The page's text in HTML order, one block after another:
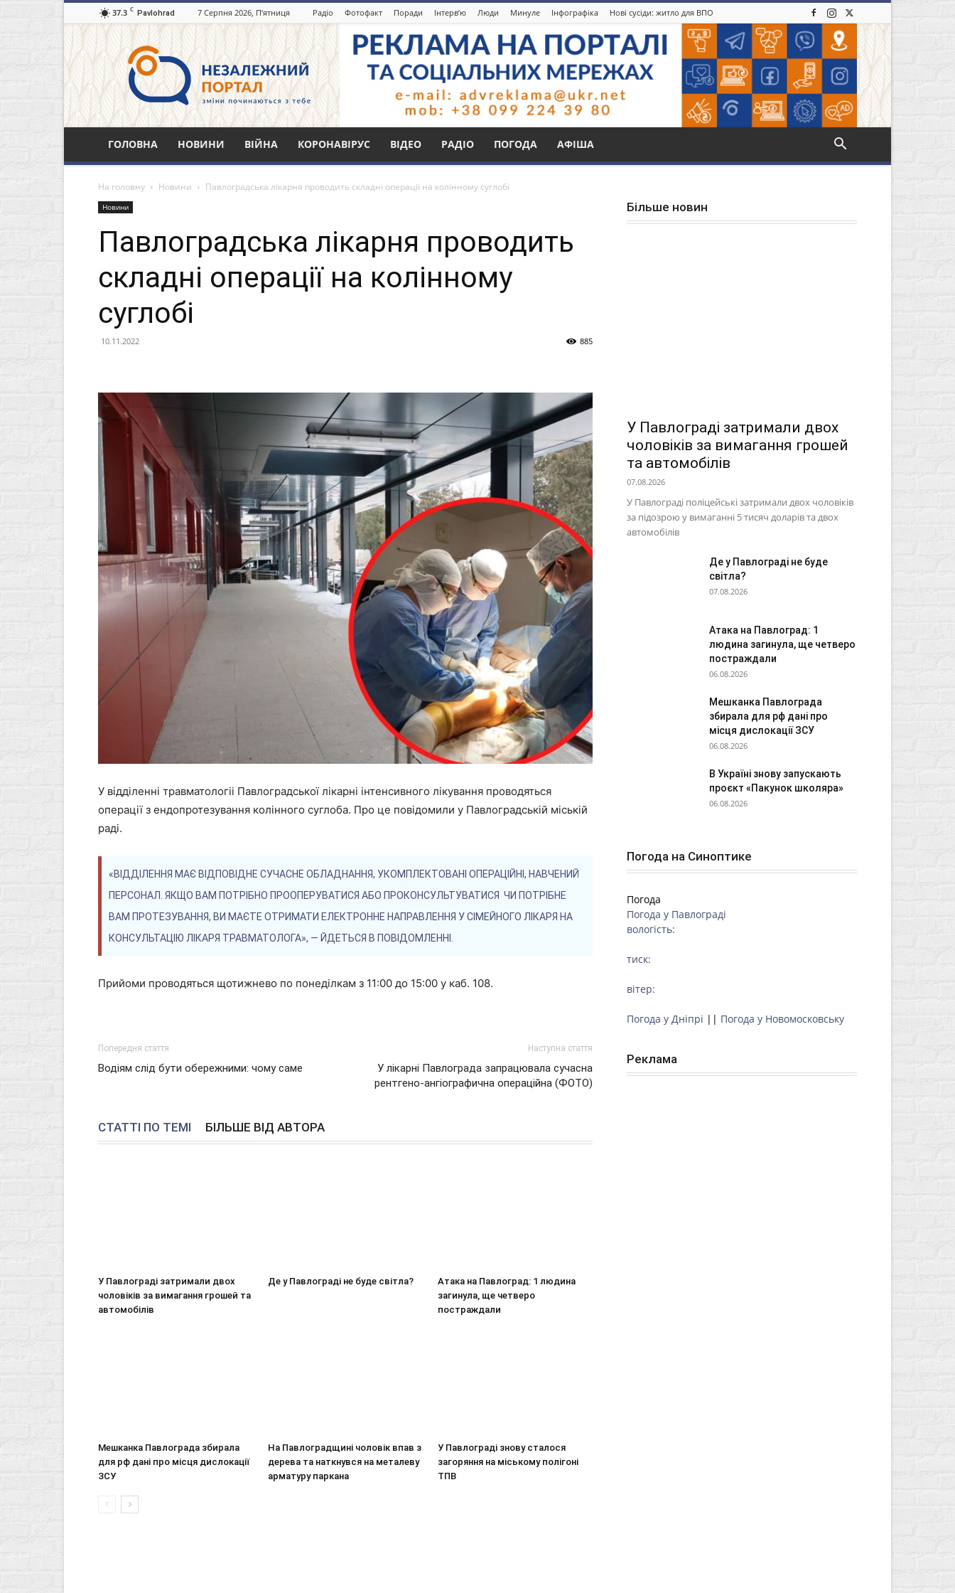
37.3 C Pavlohrad 7 Серпня 2026, П’ятниця Радіо Фотофакт Поради Інтерв’ю Люди Минуле Інфографіка Нові сусіди: житло для ВПО
Незалежний
портал
Павлоград.dp.ua
ГОЛОВНА НОВИНИ ВІЙНА КОРОНАВІРУС ВІДЕО РАДІО ПОГОДА АФІША
На головну Новини Павлоградська лікарня проводить складні операції на колінному суглобі
Новини
Павлоградська лікарня проводить
складні операції на колінному
суглобі
10.11.2022 885
У відділенні травматологіі Павлоградської лікарні інтенсивного лікування проводяться
операції з ендопротезування колінного суглоба. Про це повідомили у Павлоградській міській
раді.
«ВІДДІЛЕННЯ МАЄ ВІДПОВІДНЕ СУЧАСНЕ ОБЛАДНАННЯ, УКОМПЛЕКТОВАНІ ОПЕРАЦІЙНІ, НАВЧЕНИЙ
ПЕРСОНАЛ. ЯКЩО ВАМ ПОТРІБНО ПРООПЕРУВАТИСЯ АБО ПРОКОНСУЛЬТУВАТИСЯ ЧИ ПОТРІБНЕ
ВАМ ПРОТЕЗУВАННЯ, ВИ МАЄТЕ ОТРИМАТИ ЕЛЕКТРОННЕ НАПРАВЛЕННЯ У СІМЕЙНОГО ЛІКАРЯ НА
КОНСУЛЬТАЦІЮ ЛІКАРЯ ТРАВМАТОЛОГА», — ЙДЕТЬСЯ В ПОВІДОМЛЕННІ.
Прийоми проводяться щотижнево по понеділкам з 11:00 до 15:00 у каб. 108.
Попередня стаття
Водіям слід бути обережними: чому саме
Наступна стаття
У лікарні Павлограда запрацювала сучасна
рентгено-ангіографична операційна (ФОТО)
СТАТТІ ПО ТЕМІ БІЛЬШЕ ВІД АВТОРА
У Павлограді затримали двох
чоловіків за вимагання грошей та
автомобілів
Де у Павлограді не буде світла?
Атака на Павлоград: 1 людина
загинула, ще четверо
постраждали
Мешканка Павлограда збирала
для рф дані про місця дислокації
ЗСУ
На Павлоградщині чоловік впав з
дерева та наткнувся на металеву
арматуру паркана
У Павлограді знову сталося
загоряння на міському полігоні
ТПВ
Більше новин
У Павлограді затримали двох
чоловіків за вимагання грошей
та автомобілів
07.08.2026
У Павлограді поліцейські затримали двох чоловіків
за підозрою у вимаганні 5 тисяч доларів та двох
автомобілів
Де у Павлограді не буде
світла?
07.08.2026
Атака на Павлоград: 1
людина загинула, ще четверо
постраждали
06.08.2026
Мешканка Павлограда
збирала для рф дані про
місця дислокації ЗСУ
06.08.2026
В Україні знову запускають
проєкт «Пакунок школяра»
06.08.2026
Погода на Синоптике
Погода
Погода у Павлограді
вологість:
тиск:
вітер:
Погода у Дніпрі || Погода у Новомосковську
Реклама